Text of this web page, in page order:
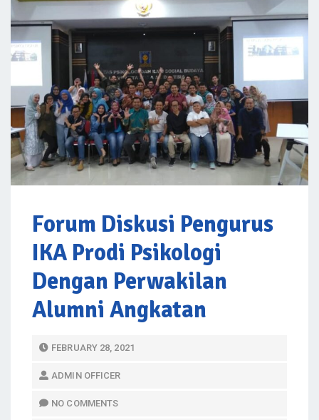
Forum Diskusi Pengurus
IKA Prodi Psikologi
Dengan Perwakilan
Alumni Angkatan
P
T
FEBRUARY 28, 2021
ADMIN OFFICER
NO COMMENTS